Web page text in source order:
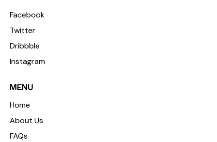
Facebook
Twitter
Dribbble
Instagram
MENU
Home
About Us
FAQs